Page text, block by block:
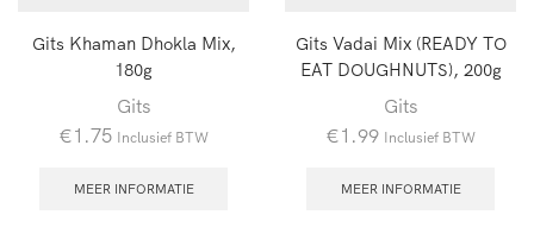
Gits Khaman Dhokla Mix,
180g
Gits
€1.75 Inclusief BTW
MEER INFORMATIE
Gits Vadai Mix (READY TO
EAT DOUGHNUTS), 200g
Gits
€1.99 Inclusief BTW
MEER INFORMATIE